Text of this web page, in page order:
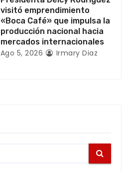
visitó emprendimiento
«Boca Café» que impulsa la
producción nacional hacia
mercados internacionales
Ago 5, 2026 Irmary Diaz